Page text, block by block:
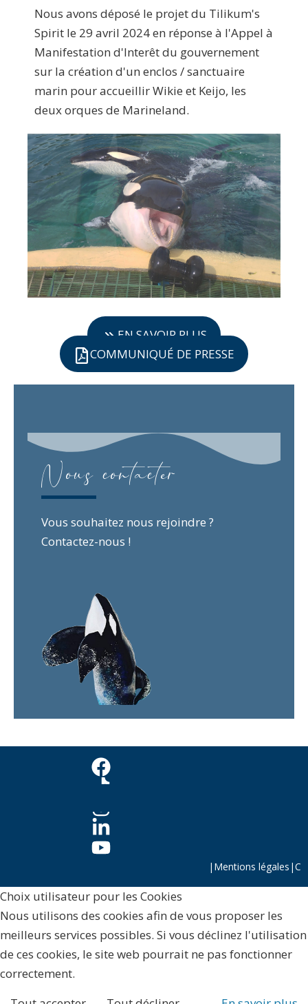
Nous avons déposé le projet du Tilikum's
Spirit le 29 avril 2024 en réponse à l'Appel à
Manifestation d'Interêt du gouvernement
sur la création d'un enclos / sanctuaire
marin pour accueillir Wikie et Keijo, les
deux orques de Marineland.
EN SAVOIR PLUS
COMMUNIQUÉ DE PRESSE
Nous contacter
Vous souhaitez nous rejoindre ?
Contactez-nous !
| Mentions légales |C
Choix utilisateur pour les Cookies
Nous utilisons des cookies afin de vous proposer les
meilleurs services possibles. Si vous déclinez l'utilisation
de ces cookies, le site web pourrait ne pas fonctionner
correctement.